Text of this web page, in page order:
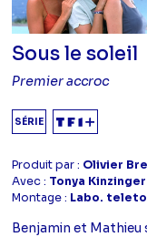
Sous le soleil
Premier accroc
SÉRIE
Produit par : Olivier
Avec : Tonya Kinzinger
Montage : Labo.
Benjamin et Mathieu